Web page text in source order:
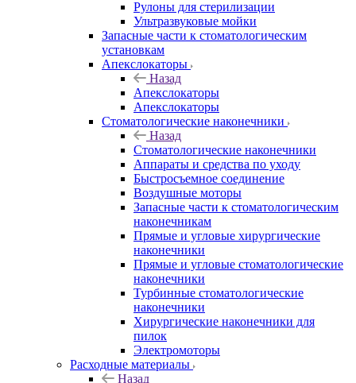
Рулоны для стерилизации
Ультразвуковые мойки
Запасные части к стоматологическим
установкам
Апекслокаторы
Назад
Апекслокаторы
Апекслокаторы
Стоматологические наконечники
Назад
Стоматологические наконечники
Аппараты и средства по уходу
Быстросъемное соединение
Воздушные моторы
Запасные части к стоматологическим
наконечникам
Прямые и угловые хирургические
наконечники
Прямые и угловые стоматологические
наконечники
Турбинные стоматологические
наконечники
Хирургические наконечники для
пилок
Электромоторы
Расходные материалы
Назад